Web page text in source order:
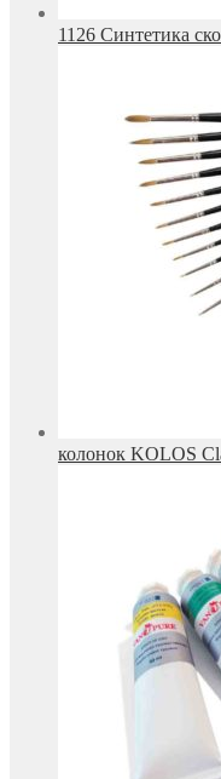
1126 Синтетика
колонок KOLOS